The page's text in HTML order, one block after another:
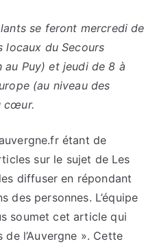
se feront mercredi de
locaux du Secours
au Puy) et jeudi de 8 à
(au niveau des
cœur.
étant de
sur le sujet de Les
diffuser en répondant
des personnes. L’équipe
soumet cet article qui
l’Auvergne ». Cette